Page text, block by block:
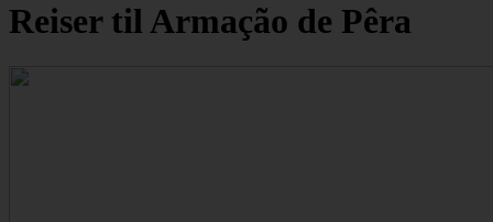
Reiser til Armação de Pêra